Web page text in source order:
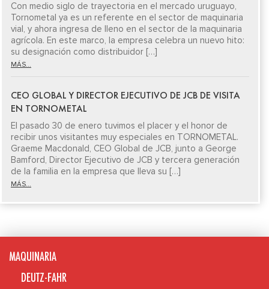
Con medio siglo de trayectoria en el mercado uruguayo,
Tornometal ya es un referente en el sector de maquinaria
vial, y ahora ingresa de lleno en el sector de la maquinaria
agrícola. En este marco, la empresa celebra un nuevo hito:
su designación como distribuidor […]
MÁS...
CEO GLOBAL Y DIRECTOR EJECUTIVO DE JCB DE VISITA
EN TORNOMETAL
El pasado 30 de enero tuvimos el placer y el honor de
recibir unos visitantes muy especiales en TORNOMETAL.
Graeme Macdonald, CEO Global de JCB, junto a George
Bamford, Director Ejecutivo de JCB y tercera generación
de la familia en la empresa que lleva su […]
MÁS...
MAQUINARIA
DEUTZ-FAHR